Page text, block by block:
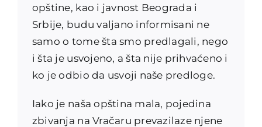
opštine, kao i javnost Beograda i
Srbije, budu valjano informisani ne
samo o tome šta smo predlagali, nego
i šta je usvojeno, a šta nije prihvaćeno i
ko je odbio da usvoji naše predloge.
Iako je naša opština mala, pojedina
zbivanja na Vračaru prevazilaze njene